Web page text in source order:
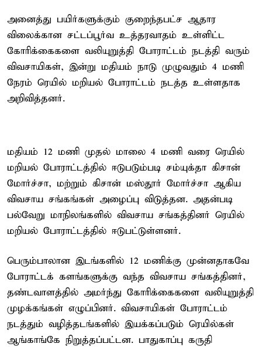
அனைத்து பயிர்களுக்கும் குறைந்தபட்ச ஆதார
விலைக்கான சட்டப்பூர்வ உத்தரவாதம் உள்ளிட்ட
கோரிக்கைகளை வலியுறுத்தி போராட்டம் நடத்தி வரும்
விவசாயிகள், இன்று மதியம் நாடு முழுவதும் 4 மணி
நேரம் ரெயில் மறியல் போராட்டம் நடத்த உள்ளதாக
அறிவித்தனர்.
மதியம் 12 மணி முதல் மாலை 4 மணி வரை ரெயில்
மறியல் போராட்டத்தில் ஈடுபடும்படி சம்யுக்தா கிசான்
மோர்ச்சா, மற்றும் கிசான் மஸ்தூர் மோர்ச்சா ஆகிய
விவசாய சங்கங்கள் அழைப்பு விடுத்தன. அதன்படி
பல்வேறு மாநிலங்களில் விவசாய சங்கத்தினர் ரெயில்
மறியல் போராட்டத்தில் ஈடுபட்டுள்ளனர்.
பெரும்பாலான இடங்களில் 12 மணிக்கு முன்னதாகவே
போராட்டக் களங்களுக்கு வந்த விவசாய சங்கத்தினர்,
தண்டவாளத்தில் அமர்ந்து கோரிக்கைகளை வலியுறுத்தி
முழக்கங்கள் எழுப்பினர். விவசாயிகள் போராட்டம்
நடத்தும் வழித்தடங்களில் இயக்கப்படும் ரெயில்கள்
ஆங்காங்கே நிறுத்தப்பட்டன. பாதுகாப்பு கருதி